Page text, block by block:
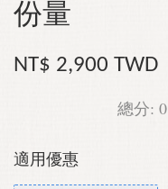
份量
NT$ 2,900 TWD
總分: 0
適用優惠